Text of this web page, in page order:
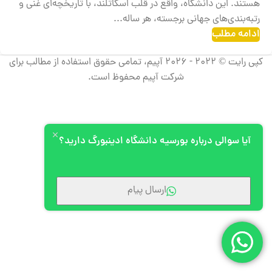
هستند. این دانشگاه، واقع در قلب اسکاتلند، با تاریخچه‌ای غنی و
رتبه‌بندی‌های جهانی برجسته، هر ساله...
ادامه مطلب
کپی رایت © 2022 - 2026 آپیم، تمامی حقوق استفاده از مطالب برای
شرکت آپیم محفوظ است.
آیا سوالی درباره بورسیه دانشگاه ادینبورگ دارید؟
ارسال پیام